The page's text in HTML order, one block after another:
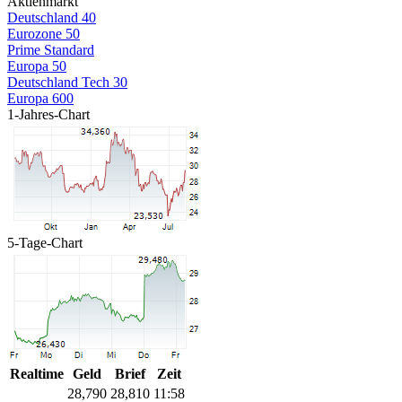
Deutschland 40
Eurozone 50
Prime Standard
Europa 50
Deutschland Tech 30
Europa 600
1-Jahres-Chart
5-Tage-Chart
Realtime Geld Brief
Zeit
28,790 28,800 11:58